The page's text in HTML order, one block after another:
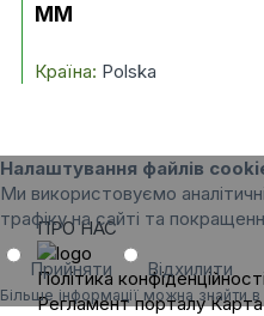
ММ
Країна: Polska
Налаштування файлів
Ми використовуємо
трафіку на сайті та
Прийняти Відхилити
Більше інформації можна знайти в
ПРО НАС
Політика конфіденційності
Регламент порталу